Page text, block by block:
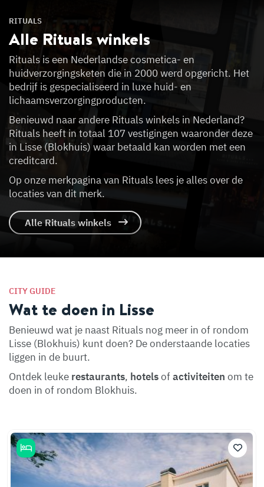
RITUALS
Alle Rituals winkels
Rituals is een Nederlandse cosmetica- en
huidverzorgingsketen die in 2000 werd opgericht. Het
bedrijf is gespecialiseerd in luxe huid- en
lichaamsverzorgingproducten.
Benieuwd naar andere Rituals winkels in Nederland?
Rituals heeft in totaal 107 vestigingen waaronder deze
in Lisse (Blokhuis) waar betaald kan worden met een
creditcard.
Op onze merkpagina van Rituals lees je alles over de
locaties van dit merk.
Alle Rituals winkels
CITY GUIDE
Wat te doen in Lisse
Benieuwd wat je naast Rituals nog meer in of rondom
Lisse (Blokhuis) kunt doen? De onderstaande locaties
liggen in de buurt.
Ontdek leuke restaurants, hotelsofactiviteiten om te
doen in of rondom Blokhuis.